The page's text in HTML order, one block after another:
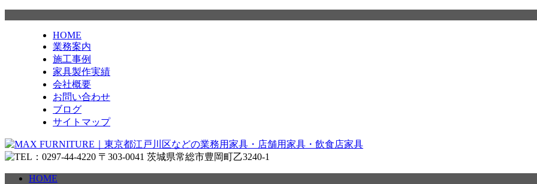
HOME
業務案内
施工事例
家具製作実績
会社概要
お問い合わせ
ブログ
サイトマップ
HOME